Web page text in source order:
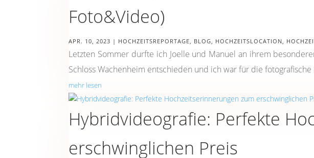
Foto&Video)
APR. 10, 2023 | HOCHZEITSREPORTAGE, BLOG, HOCHZEITSLOCATION,
Letzten Sommer durfte ich Joelle und Manuel an ihrem
Schloss Wachenheim entschieden und ich war für die
mehr lesen
Hybridvideografie: Perfekte
erschwinglichen Preis